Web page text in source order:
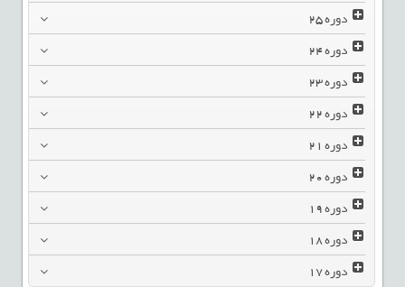
دوره25
دوره24
دوره23
دوره22
دوره21
دوره20
دوره19
دوره18
دوره17